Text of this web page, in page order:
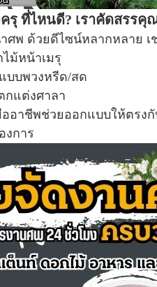
รุ ที่ไหนดี? เราคัดสรรคุ
ศพ ด้วยดีไซน์หลากหลาย เ
ม้หน้าเมรุ
บบพวงหรีด/สด
กแต่งศาลา
อาชีพช่วยออกแบบให้ตรง
งการ